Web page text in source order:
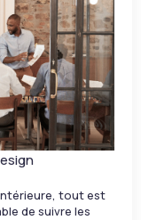
tout est
de suivre les